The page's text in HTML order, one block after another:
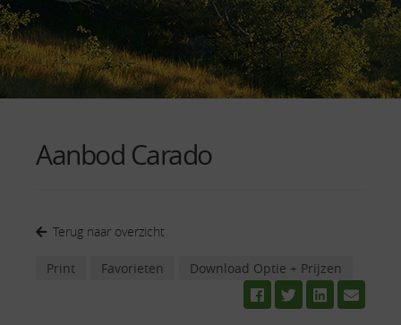
Aanbod Carado
Terug naar overzicht
Print Favorieten Download Optie + Prijzen